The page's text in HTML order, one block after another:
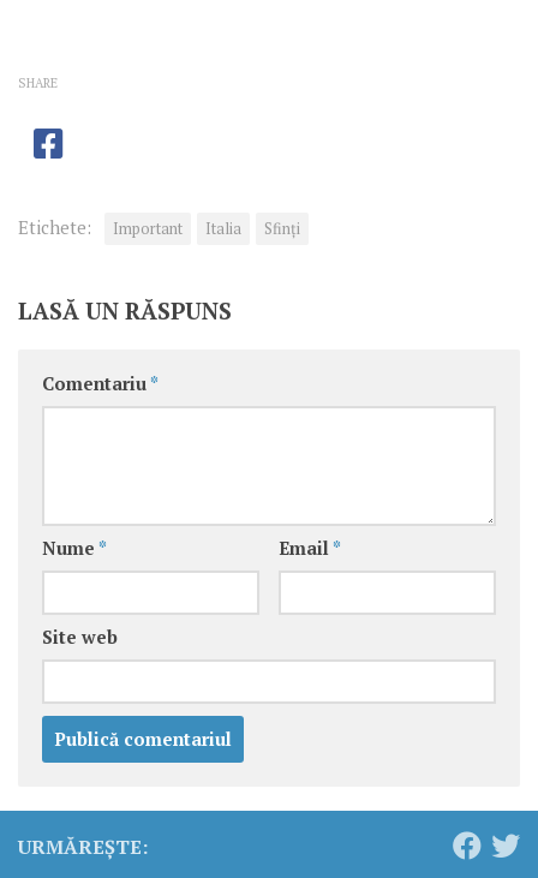
SHARE
Etichete: Important Italia Sfinţi
LASĂ UN RĂSPUNS
Comentariu *
Nume * Email *
Site web
URMĂREȘTE: